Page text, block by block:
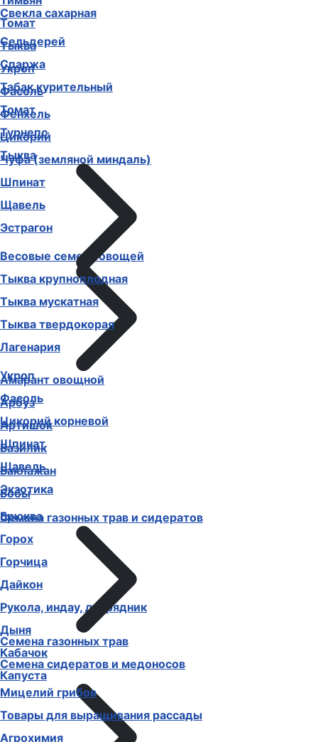
Томат
Тыква
Укроп
Фасоль
Фенхель
Цикорий
Чуфа (земляной миндаль)
Шпинат
Щавель
Эстрагон
Весовые семена овощей
Амарант овощной
Арбуз
Артишок
Базилик
Баклажан
Бобы
Брюква
Горох
Горчица
Дайкон
Рукола, индау, двурядник
Дыня
Кабачок
Капуста
Свекла сахарная
Сельдерей
Спаржа
Табак курительный
Томат
Турнепс
Тыква
Тыква крупноплодная
Тыква мускатная
Тыква твердокорая
Лагенария
Укроп
Фасоль
Цикорий корневой
Шпинат
Щавель
Экзотика
Семена газонных трав и сидератов
Семена газонных трав
Семена сидератов и медоносов
Мицелий грибов
Товары для выращивания рассады
Агрохимия